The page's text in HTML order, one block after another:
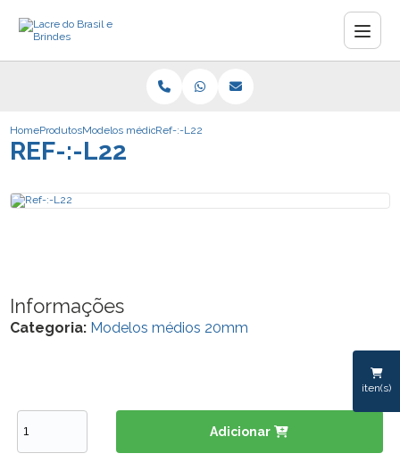
iten(s)
HomeProdutosModelos médios 20mm
Ref-:-L22
REF-:-L22
Informações
Categoria: Modelos médios 20mm
Adicionar